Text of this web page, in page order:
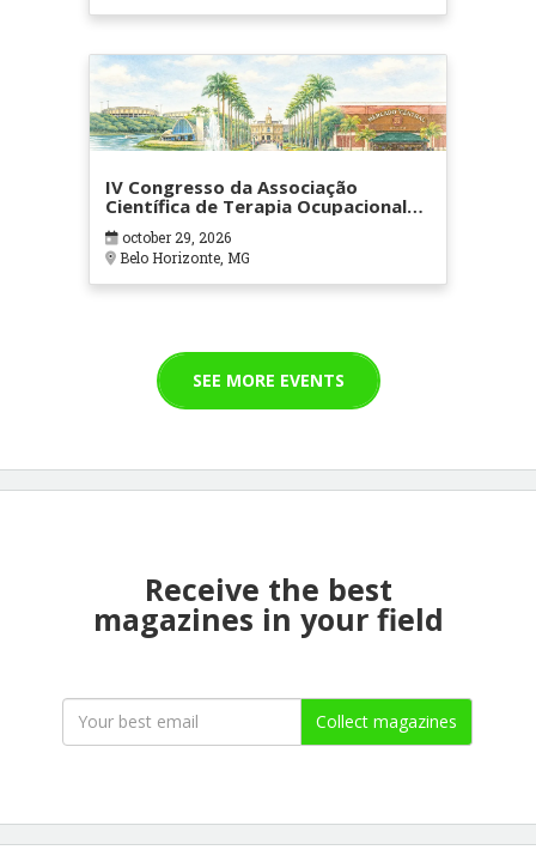
IV Congresso da Associação
Científica de Terapia Ocupacional
em Contextos Hospitalares e
Cuidados Paliativos - ATOHOSP
october 29, 2026
Belo Horizonte, MG
SEE MORE EVENTS
Receive the best
magazines in your field
Collect magazines